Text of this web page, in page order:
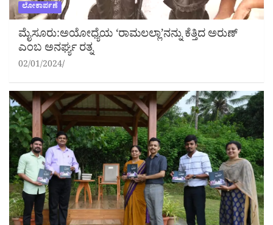
ಲೋಕಾರ್ಪಣೆ
ಮೈಸೂರು:ಅಯೋಧ್ಯೆಯ ‘ರಾಮಲಲ್ಲಾ’ನನ್ನು ಕೆತ್ತಿದ ಅರುಣ್
ಎಂಬ ಅನರ್ಘ್ಯ ರತ್ನ
02/01/2024